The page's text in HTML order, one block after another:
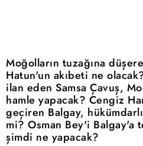
Moğolların tuzağına
Hatun'un akıbeti ne
ilan eden Samsa Çavuş,
hamle yapacak? Cengiz
geçiren Balgay,
mi? Osman Bey'i Balgay'a
şimdi ne yapacak?